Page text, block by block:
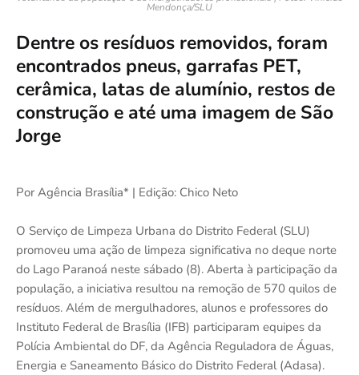
Mendonça/SLU
Dentre os resíduos removidos, foram
encontrados pneus, garrafas PET,
cerâmica, latas de alumínio, restos de
construção e até uma imagem de São
Jorge
Por Agência Brasília* | Edição: Chico Neto
O Serviço de Limpeza Urbana do Distrito Federal (SLU)
promoveu uma ação de limpeza significativa no deque norte
do Lago Paranoá neste sábado (8). Aberta à participação da
população, a iniciativa resultou na remoção de 570 quilos de
resíduos. Além de mergulhadores, alunos e professores do
Instituto Federal de Brasília (IFB) participaram equipes da
Polícia Ambiental do DF, da Agência Reguladora de Águas,
Energia e Saneamento Básico do Distrito Federal (Adasa).